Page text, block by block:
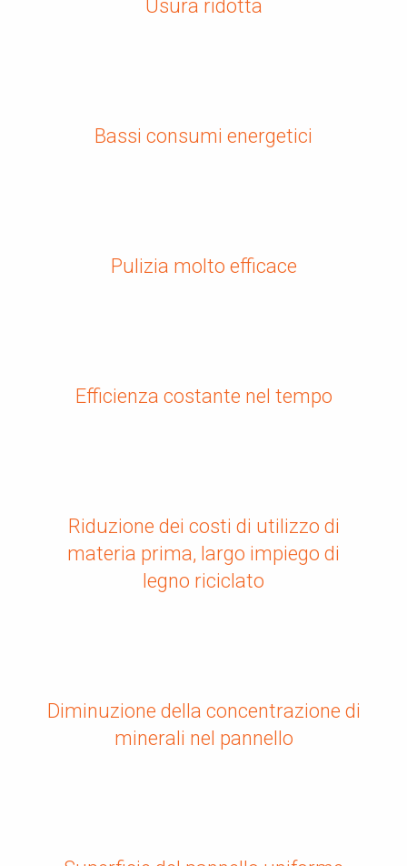
Usura ridotta
Bassi consumi energetici
Pulizia molto efficace
Efficienza costante nel tempo
Riduzione dei costi di utilizzo di
materia prima, largo impiego di
legno riciclato
Diminuzione della concentrazione di
minerali nel pannello